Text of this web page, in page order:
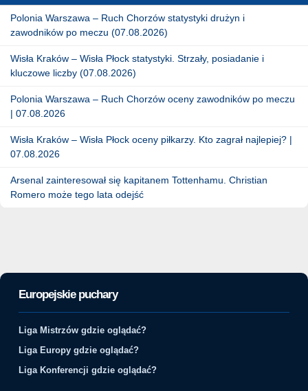
Polonia Warszawa – Ruch Chorzów statystyki drużyn i
zawodników po meczu (07.08.2026)
Wisła Kraków – Wisła Płock statystyki. Strzały, posiadanie i
kluczowe liczby (07.08.2026)
Polonia Warszawa – Ruch Chorzów oceny zawodników po meczu
| 07.08.2026
Wisła Kraków – Wisła Płock oceny piłkarzy. Kto zagrał najlepiej? |
07.08.2026
Arsenal zainteresował się kapitanem Tottenhamu. Christian
Romero może tego lata odejść
Europejskie puchary
Liga Mistrzów gdzie oglądać?
Liga Europy gdzie oglądać?
Liga Konferencji gdzie oglądać?